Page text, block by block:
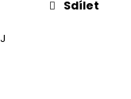
Sdílet